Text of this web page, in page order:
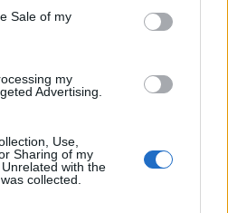
Sale of my
my
Advertising.
Use,
Sharing of my
with the
collected.